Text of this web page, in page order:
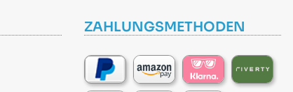
ZAHLUNGSMETHODEN